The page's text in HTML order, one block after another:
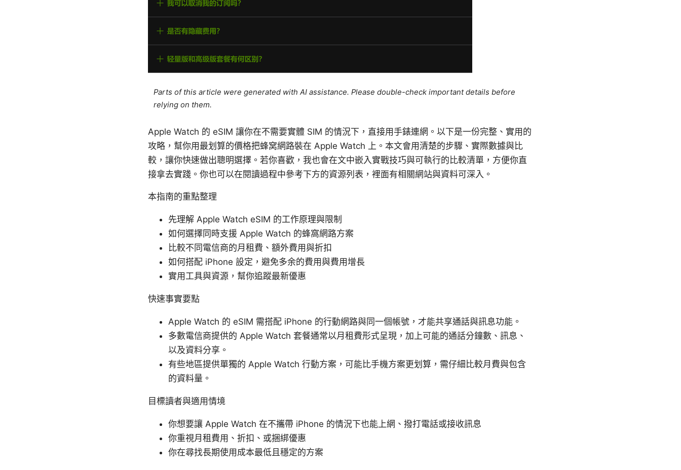
Parts of this article were generated with AI assistance. Please double-check important details before
relying on them.
Apple Watch 的 eSIM 讓你在不需要實體 SIM 的情況下，直接用手錶連網。以下是一份完整、實用的
攻略，幫你用最划算的價格把蜂窝網路裝在 Apple Watch 上。本文會用清楚的步驟、實際數據與比
較，讓你快速做出聰明選擇。若你喜歡，我也會在文中嵌入實戰技巧與可執行的比較清單，方便你直
接拿去實踐。你也可以在閱讀過程中參考下方的資源列表，裡面有相關網站與資料可深入。
本指南的重點整理
先理解 Apple Watch eSIM 的工作原理與限制
如何選擇同時支援 Apple Watch 的蜂窩網路方案
比較不同電信商的月租費、額外費用與折扣
如何搭配 iPhone 設定，避免多余的費用與費用增長
實用工具與資源，幫你追蹤最新優惠
快速事實要點
Apple Watch 的 eSIM 需搭配 iPhone 的行動網路與同一個帳號，才能共享通話與訊息功能。
多數電信商提供的 Apple Watch 套餐通常以月租費形式呈現，加上可能的通話分鐘數、訊息、
以及資料分享。
有些地區提供單獨的 Apple Watch 行動方案，可能比手機方案更划算，需仔細比較月費與包含
的資料量。
目標讀者與適用情境
你想要讓 Apple Watch 在不攜帶 iPhone 的情況下也能上網、撥打電話或接收訊息
你重視月租費用、折扣、或捆綁優惠
你在尋找長期使用成本最低且穩定的方案